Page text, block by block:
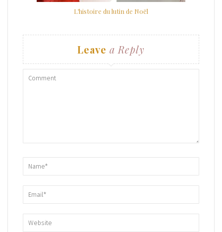
L’histoire du lutin de Noël
Leave a Reply